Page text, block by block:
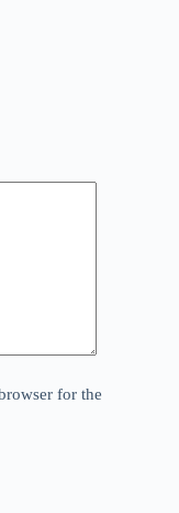
for the